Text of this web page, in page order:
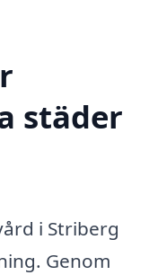
städer
i Striberg
Genom